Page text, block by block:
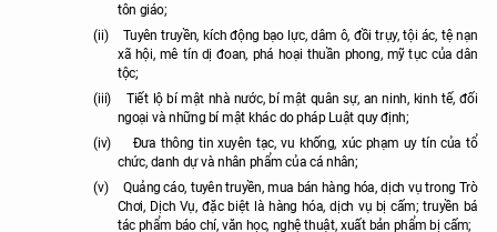
tôn giáo;
(ii)
Tuyên truyền, kích động bạo lực, dâm ô, đồi trụy, tội ác, tệ nạn
xã hội, mê tín dị đoan, phá hoại thuần phong, mỹ tục của dân
tộc;
(iii)
Tiết lộ bí mật nhà nước, bí mật quân sự, an ninh, kinh tế, đối
ngoại và những bí mật khác do pháp Luật quy định;
(iv)
Đưa thông tin xuyên tạc, vu khống, xúc phạm uy tín của tổ
chức, danh dự và nhân phẩm của cá nhân;
(v)
Quảng cáo, tuyên truyền, mua bán hàng hóa, dịch vụ trong Trò
Chơi, Dịch Vụ, đặc biệt là hàng hóa, dịch vụ bị cấm; truyền bá
tác phẩm báo chí, văn học, nghệ thuật, xuất bản phẩm bị cấm;